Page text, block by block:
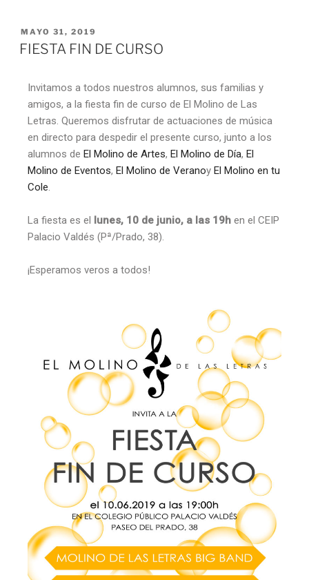
MAYO 31, 2019
FIESTA FIN DE CURSO
Invitamos a todos nuestros alumnos, sus familias y
amigos, a la fiesta fin de curso de El Molino de Las
Letras. Queremos disfrutar de actuaciones de música
en directo para despedir el presente curso, junto a los
alumnos de El Molino de Artes, El Molino de Día, El
Molino de Eventos, El Molino de Veranoy El Molino en tu
Cole.
La fiesta es el lunes, 10 de junio, a las 19h en el CEIP
Palacio Valdés (Pª/Prado, 38).
¡Esperamos veros a todos!